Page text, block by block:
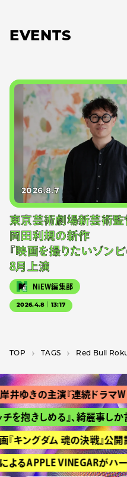
EVENTS
2026.8.7
東京芸術劇場新芸術監
岡田利規の新作
『映画を撮りたいゾンビ
8月上演
NiEW編集部
2026.4.8｜13:17
TOP T­A­G­S Red Bull
井ゆきの主演『連続ドラマ
を抱きしめる』、綺麗事しか
キングダム 魂の決戦』公開
るAPPLE VINEGARがハ